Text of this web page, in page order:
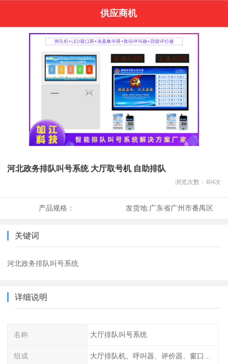
供应商机
河北政务排队叫号系统 大厅取号机 自助排队
浏览次数： 404次
产品规格： 发货地:广东省广州市番禺区
关键词
河北政务排队叫号系统
详细说明
名称 大厅排队叫号系统
组成 大厅排队机、呼叫器、评价器、窗口信息显示屏